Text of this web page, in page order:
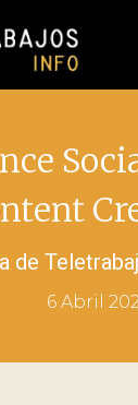
de
6 Abril